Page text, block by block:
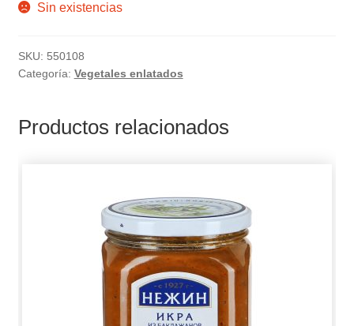
Sin existencias
SKU: 550108
Categoría: Vegetales enlatados
Productos relacionados